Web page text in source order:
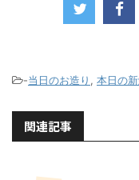
-当日のお造り , 本日の
関連記事